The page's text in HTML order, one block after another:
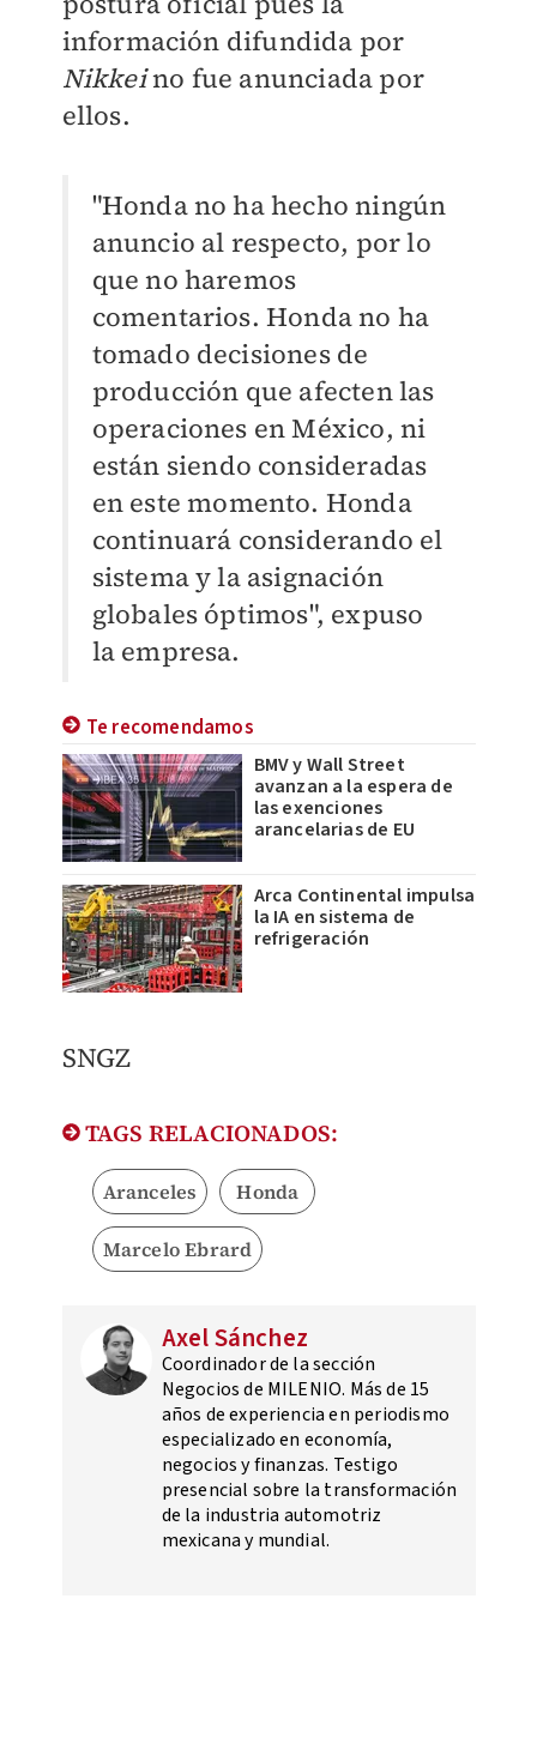
información difundida por
Nikkeino fue anunciada por
ellos.
"Honda no ha hecho ningún
anuncio al respecto, por lo
que no haremos
comentarios. Honda no ha
tomado decisiones de
producción que afecten las
operaciones en México, ni
están siendo consideradas
en este momento. Honda
continuará considerando el
sistema y la asignación
globales óptimos", expuso
la empresa.
Te recomendamos
BMV y Wall Street
avanzan a la espera de
las exenciones
arancelarias de EU
Arca Continental impulsa
la IA en sistema de
refrigeración
SNGZ
TAGS RELACIONADOS:
Aranceles Honda
Marcelo Ebrard
Axel Sánchez
Coordinador de la sección
Negocios de MILENIO. Más de 15
años de experiencia en periodismo
especializado en economía,
negocios y finanzas. Testigo
presencial sobre la transformación
de la industria automotriz
mexicana y mundial.